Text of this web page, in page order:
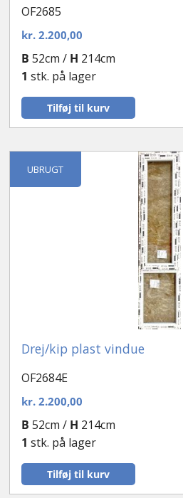
OF2685
kr.2.200,00
Tilføj til kurv
B 52cm / H 214cm
1 stk. på lager
UBRUGT
Drej/kip plast vindue
OF2684E
kr.2.200,00
Tilføj til kurv
B 52cm / H 214cm
1 stk. på lager